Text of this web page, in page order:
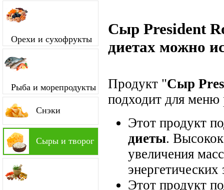
Орехи и сухофрукты
Рыба и морепродукты
Снэки
Сыры и творог
Сыр President
диетах можно
Продукт "Сыр
подходит для меню
Этот продукт
диеты.
увеличения
энергетических
Этот продукт